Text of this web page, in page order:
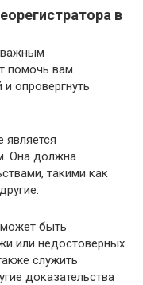
в
важным
помочь вам
опровергнуть
является
Она должна
такими как
быть
или недостоверных
служить
доказательства